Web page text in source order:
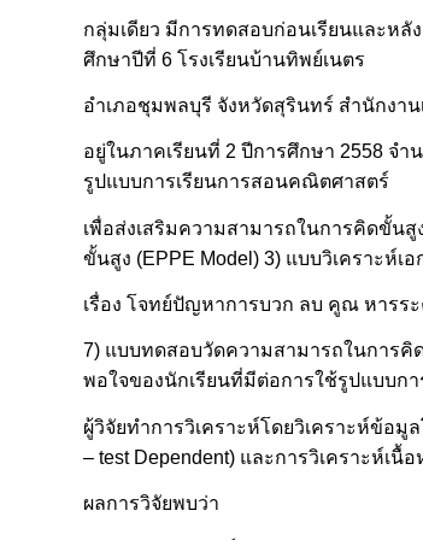
กลุ่มเดียว มีการทดสอบก่อนเรียนและหลั
ศึกษาปีที่ 6 โรงเรียนบ้านทิพย์เนตร
อำเภอชุมพลบุรี จังหวัดสุรินทร์ สำนักงา
อยู่ในภาคเรียนที่ 2 ปีการศึกษา 2558 จำ
รูปแบบการเรียนการสอนคณิตศาสตร์
เพื่อส่งเสริมความสามารถในการคิดขั้น
ขั้นสูง (EPPE Model) 3) แบบวิเคราะห์
เรื่อง โจทย์ปัญหาการบวก ลบ คูณ หาร
7) แบบทดสอบวัดความสามารถในการ
พอใจของนักเรียนที่มีต่อการใช้รูปแบบก
ผู้วิจัยทำการวิเคราะห์โดยวิเคราะห์ข้อมู
– test Dependent) และการวิเคราะห์เนื้
ผลการวิจัยพบว่า